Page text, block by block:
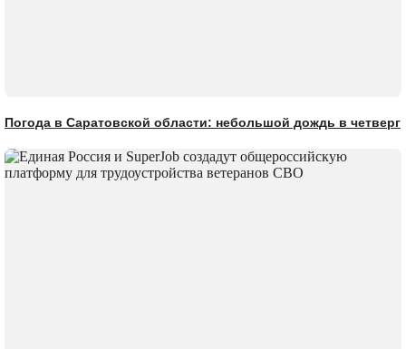
Погода в Саратовской области: небольшой дождь в четверг